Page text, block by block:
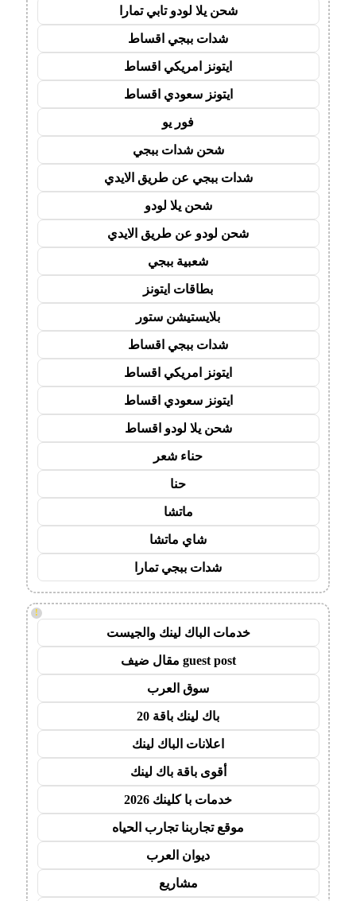
شحن يلا لودو تابي تمارا
شدات ببجي اقساط
ايتونز امريكي اقساط
ايتونز سعودي اقساط
فور يو
شحن شدات ببجي
شدات ببجي عن طريق الايدي
شحن يلا لودو
شحن لودو عن طريق الايدي
شعبية ببجي
بطاقات ايتونز
بلايستيشن ستور
شدات ببجي اقساط
ايتونز امريكي اقساط
ايتونز سعودي اقساط
شحن يلا لودو اقساط
حناء شعر
حنا
ماتشا
شاي ماتشا
شدات ببجي تمارا
!
خدمات الباك لينك والجيست
guest post مقال ضيف
سوق العرب
باك لينك باقة 20
اعلانات الباك لينك
أقوى باقة باك لينك
خدمات با كلينك 2026
موقع تجاربنا تجارب الحياه
ديوان العرب
مشاريع